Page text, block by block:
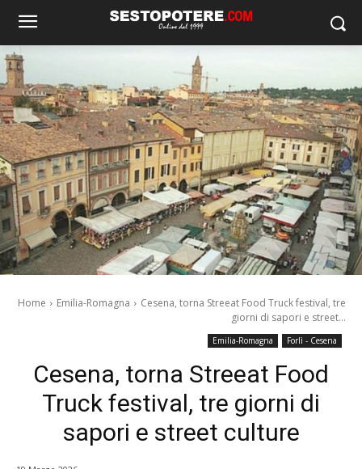
Home Emilia-Romagna
Cesena, torna Streeat Food Truck festival, tre
giorni di sapori e street...
Emilia-Romagna Forlì - Cesena
Cesena, torna Streeat Food
Truck festival, tre giorni di
sapori e street culture